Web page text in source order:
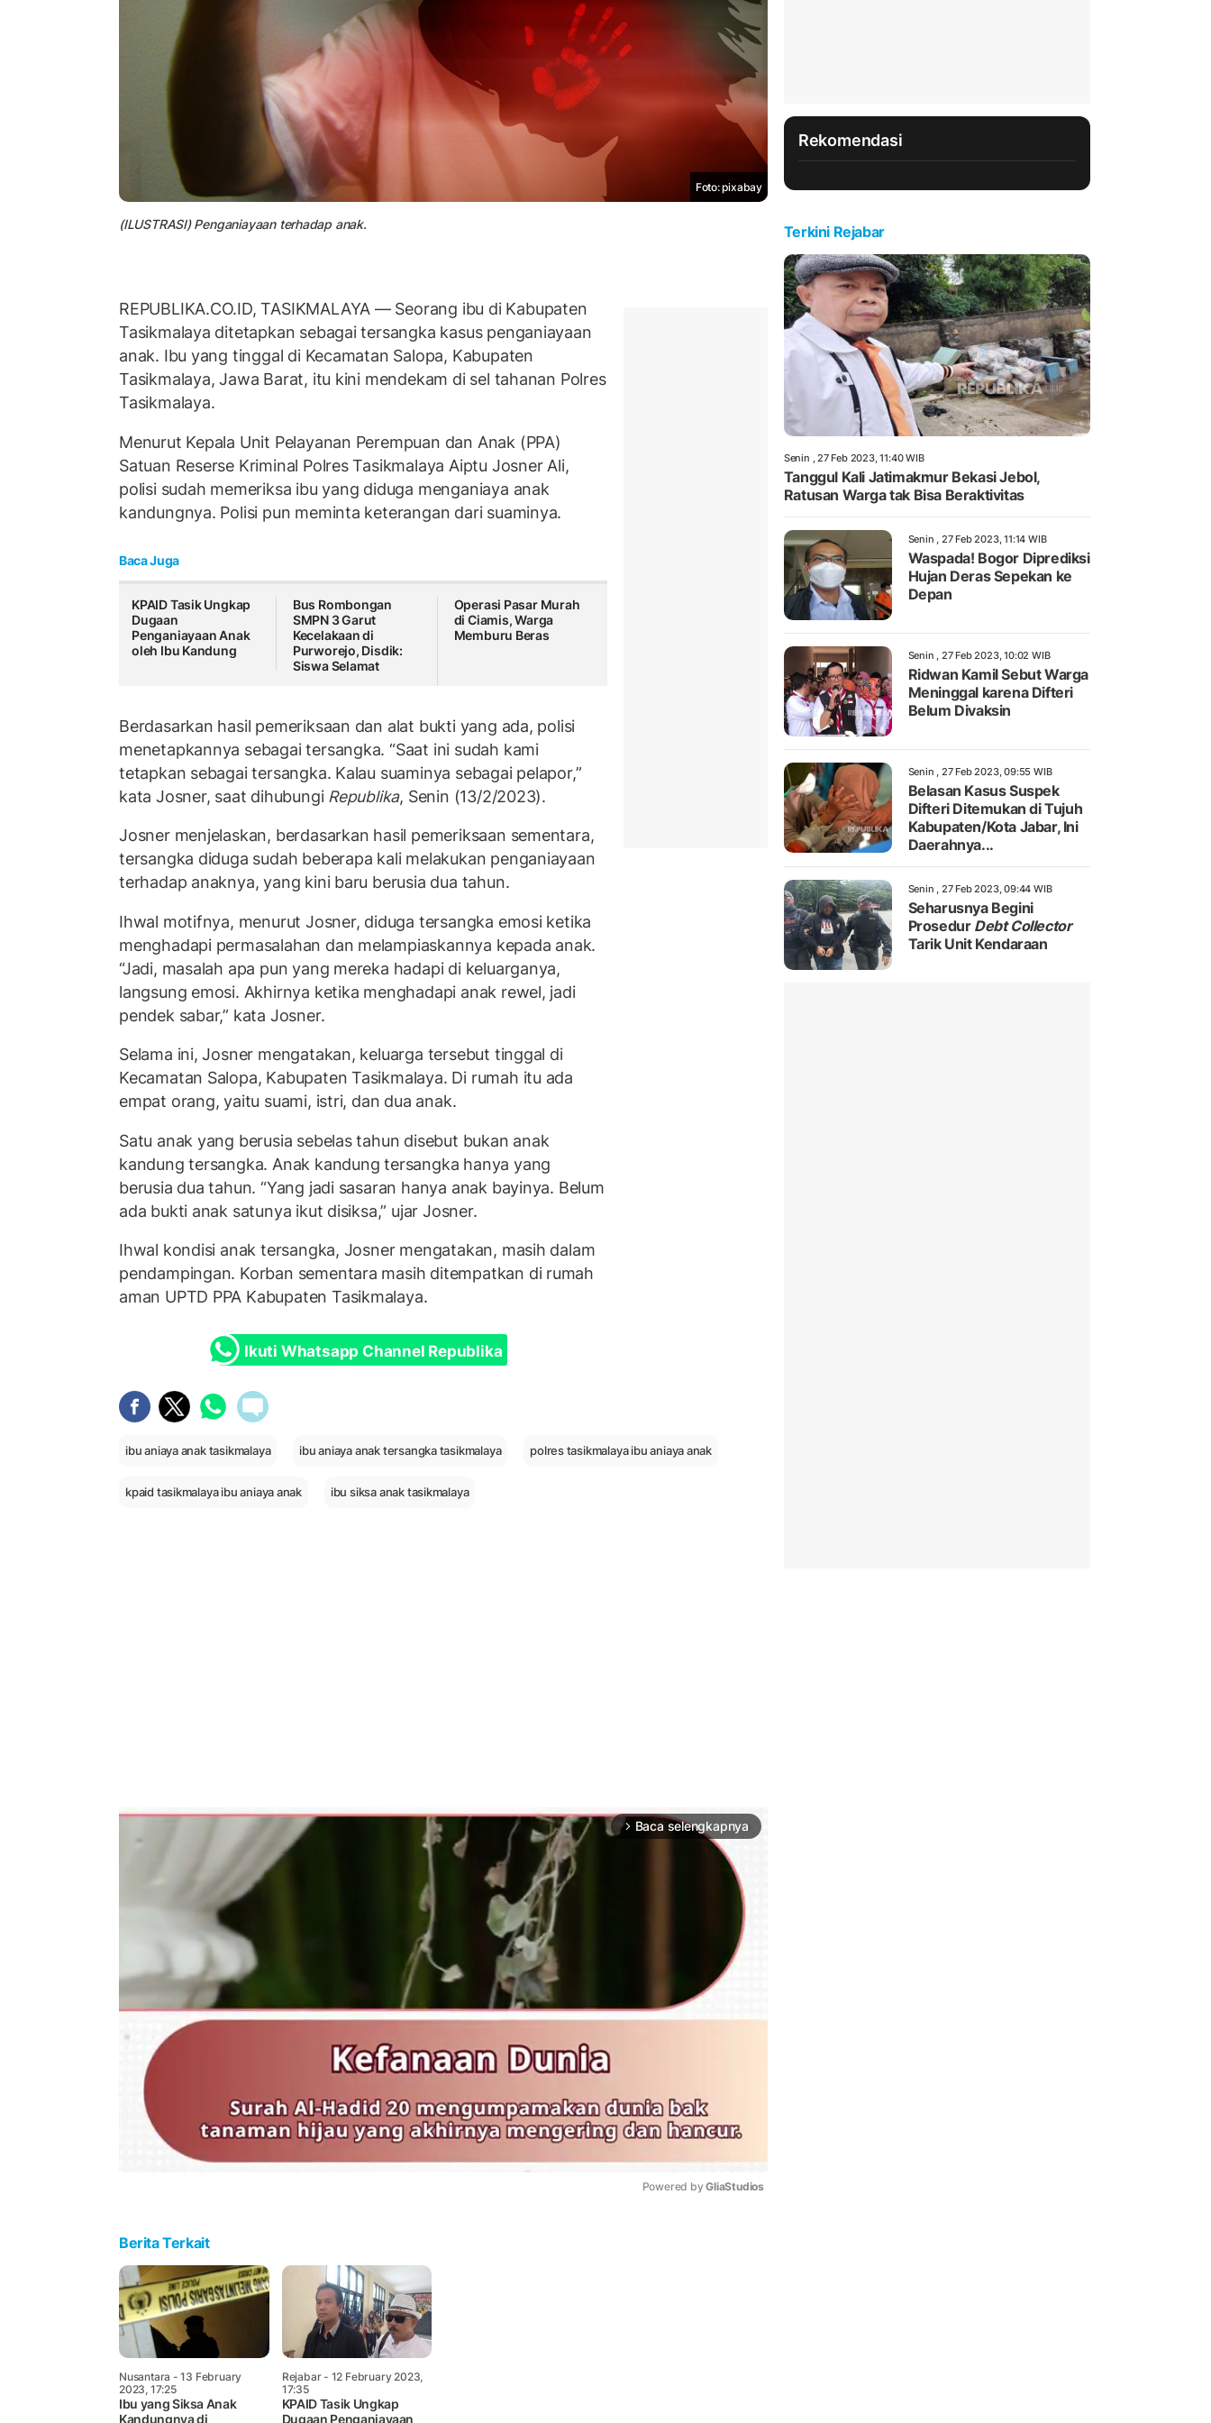
Foto: pixabay
(ILUSTRASI) Penganiayaan terhadap anak.
REPUBLIKA.CO.ID, TASIKMALAYA — Seorang ibu di Kabupaten
Tasikmalaya ditetapkan sebagai tersangka kasus penganiayaan
anak. Ibu yang tinggal di Kecamatan Salopa, Kabupaten
Tasikmalaya, Jawa Barat, itu kini mendekam di sel tahanan Polres
Tasikmalaya.
Menurut Kepala Unit Pelayanan Perempuan dan Anak (PPA)
Satuan Reserse Kriminal Polres Tasikmalaya Aiptu Josner Ali,
polisi sudah memeriksa ibu yang diduga menganiaya anak
kandungnya. Polisi pun meminta keterangan dari suaminya.
Baca Juga
KPAID Tasik Ungkap
Dugaan
Penganiayaan Anak
oleh Ibu Kandung
Bus Rombongan
SMPN 3 Garut
Kecelakaan di
Purworejo, Disdik:
Siswa Selamat
Operasi Pasar Murah
di Ciamis, Warga
Memburu Beras
Berdasarkan hasil pemeriksaan dan alat bukti yang ada, polisi
menetapkannya sebagai tersangka. “Saat ini sudah kami
tetapkan sebagai tersangka. Kalau suaminya sebagai pelapor,”
kata Josner, saat dihubungi Republika, Senin (13/2/2023).
Josner menjelaskan, berdasarkan hasil pemeriksaan sementara,
tersangka diduga sudah beberapa kali melakukan penganiayaan
terhadap anaknya, yang kini baru berusia dua tahun.
Ihwal motifnya, menurut Josner, diduga tersangka emosi ketika
menghadapi permasalahan dan melampiaskannya kepada anak.
“Jadi, masalah apa pun yang mereka hadapi di keluarganya,
langsung emosi. Akhirnya ketika menghadapi anak rewel, jadi
pendek sabar,” kata Josner.
Selama ini, Josner mengatakan, keluarga tersebut tinggal di
Kecamatan Salopa, Kabupaten Tasikmalaya. Di rumah itu ada
empat orang, yaitu suami, istri, dan dua anak.
Satu anak yang berusia sebelas tahun disebut bukan anak
kandung tersangka. Anak kandung tersangka hanya yang
berusia dua tahun. “Yang jadi sasaran hanya anak bayinya. Belum
ada bukti anak satunya ikut disiksa,” ujar Josner.
Ihwal kondisi anak tersangka, Josner mengatakan, masih dalam
pendampingan. Korban sementara masih ditempatkan di rumah
aman UPTD PPA Kabupaten Tasikmalaya.
Ikuti Whatsapp Channel Republika
ibu aniaya anak tasikmalaya ibu aniaya anak tersangka tasikmalaya polres tasikmalaya ibu aniaya anak
kpaid tasikmalaya ibu aniaya anak ibu siksa anak tasikmalaya
arrow_forward_ios Baca selengkapnya
Powered by GliaStudios
Berita Terkait
Nusantara - 13 February
2023, 17:25
Ibu yang Siksa Anak
Kandungnya di
Rejabar- 12 February 2023,
17:35
KPAID Tasik Ungkap
Dugaan Penganiayaan
Rekomendasi
Terkini Rejabar
Senin , 27 Feb 2023, 11:40 WIB
Tanggul Kali Jatimakmur Bekasi Jebol,
Ratusan Warga tak Bisa Beraktivitas
Senin , 27 Feb 2023, 11:14 WIB
Waspada! Bogor Diprediksi
Hujan Deras Sepekan ke
Depan
Senin , 27 Feb 2023, 10:02 WIB
Ridwan Kamil Sebut Warga
Meninggal karena Difteri
Belum Divaksin
Senin , 27 Feb 2023, 09:55 WIB
Belasan Kasus Suspek
Difteri Ditemukan di Tujuh
Kabupaten/Kota Jabar, Ini
Daerahnya...
Senin , 27 Feb 2023, 09:44 WIB
Seharusnya Begini
Prosedur Debt Collector
Tarik Unit Kendaraan